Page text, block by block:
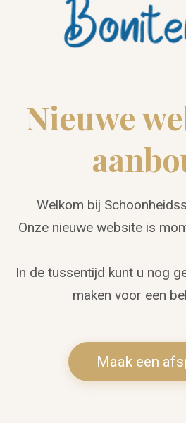
Nieuwe
Welkom bij
Onze nieuwe website is
In de tussentijd kunt u nog
maken voor een
Maak een